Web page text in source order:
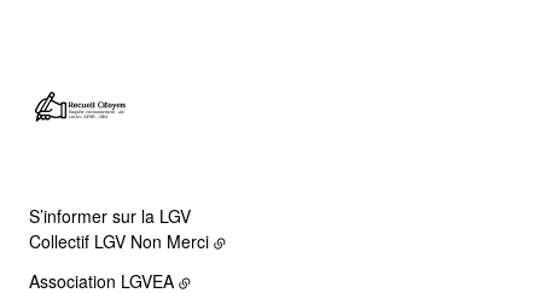
S’informer sur la LGV
Collectif LGV Non Merci
Association LGVEA